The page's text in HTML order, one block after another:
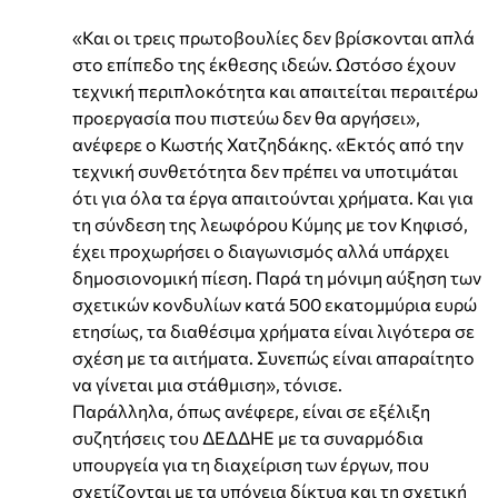
«Και οι τρεις πρωτοβουλίες δεν βρίσκονται απλά
στο επίπεδο της έκθεσης ιδεών. Ωστόσο έχουν
τεχνική περιπλοκότητα και απαιτείται περαιτέρω
προεργασία που πιστεύω δεν θα αργήσει»,
ανέφερε ο Κωστής Χατζηδάκης. «Εκτός από την
τεχνική συνθετότητα δεν πρέπει να υποτιμάται
ότι για όλα τα έργα απαιτούνται χρήματα. Και για
τη σύνδεση της λεωφόρου Κύμης με τον Κηφισό,
έχει προχωρήσει ο διαγωνισμός αλλά υπάρχει
δημοσιονομική πίεση. Παρά τη μόνιμη αύξηση των
σχετικών κονδυλίων κατά 500 εκατομμύρια ευρώ
ετησίως, τα διαθέσιμα χρήματα είναι λιγότερα σε
σχέση με τα αιτήματα. Συνεπώς είναι απαραίτητο
να γίνεται μια στάθμιση», τόνισε.
Παράλληλα, όπως ανέφερε, είναι σε εξέλιξη
συζητήσεις του ΔΕΔΔΗΕ με τα συναρμόδια
υπουργεία για τη διαχείριση των έργων, που
σχετίζονται με τα υπόγεια δίκτυα και τη σχετική